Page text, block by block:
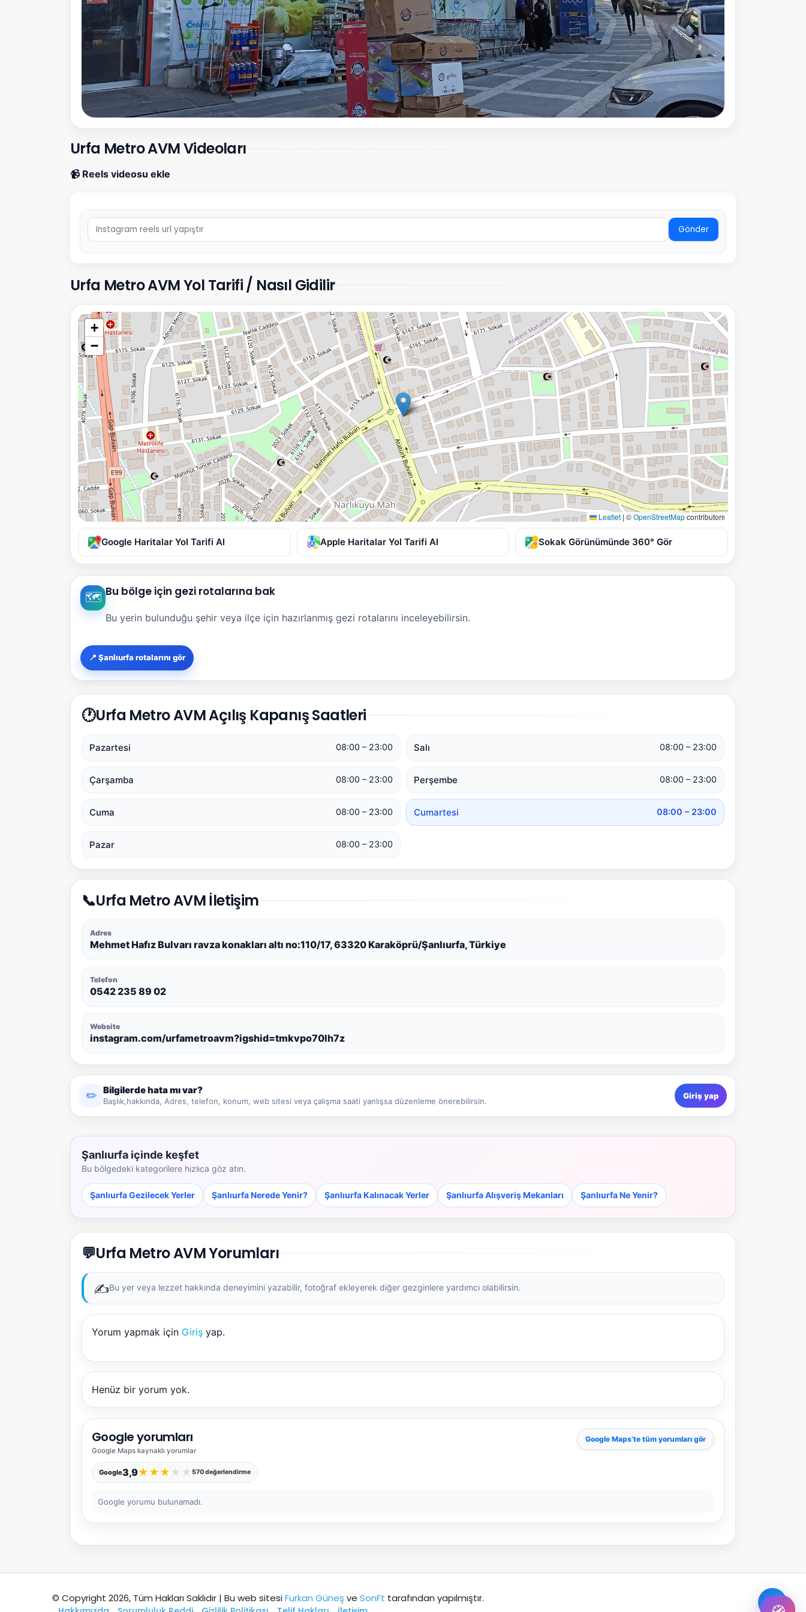
Urfa Metro AVM Videoları
📹 Reels videosu ekle
Gönder
Urfa Metro AVM Yol Tarifi / Nasıl Gidilir
+
−
Leaflet | ©OpenStreetMapcontributors
Google Haritalar Yol Tarifi Al Apple Haritalar Yol Tarifi Al Sokak Görünümünde 360° Gör
🗺️ Bu bölge için gezi rotalarına bak
Bu yerin bulunduğu şehir veya ilçe için hazırlanmış gezi rotalarını inceleyebilirsin.
📍 Şanlıurfa rotalarını gör
🕐Urfa Metro AVM Açılış Kapanış Saatleri
Pazartesi 08:00 – 23:00 Salı 08:00 – 23:00
Çarşamba 08:00 – 23:00 Perşembe 08:00 – 23:00
Cuma 08:00 – 23:00 Cumartesi 08:00 – 23:00
Pazar 08:00 – 23:00
📞Urfa Metro AVM İletişim
Adres
Mehmet Hafız Bulvarı ravza konakları altı no:110/17, 63320 Karaköprü/Şanlıurfa, Türkiye
Telefon
0542 235 89 02
Website
instagram.com/urfametroavm?igshid=tmkvpo70lh7z
✏️ Bilgilerde hata mı var?
Başlık,hakkında, Adres, telefon, konum, web sitesi veya çalışma saati yanlışsa düzenleme önerebilirsin.
Giriş yap
Şanlıurfa içinde keşfet
Bu bölgedeki kategorilere hızlıca göz atın.
Şanlıurfa Gezilecek Yerler Şanlıurfa Nerede Yenir? Şanlıurfa Kalınacak Yerler Şanlıurfa Alışveriş Mekanları Şanlıurfa Ne Yenir?
💬Urfa Metro AVM Yorumları
✍️Bu yer veya lezzet hakkında deneyimini yazabilir, fotoğraf ekleyerek diğer gezginlere yardımcı olabilirsin.
Yorum yapmak için Giriş yap.
Henüz bir yorum yok.
Google yorumları
Google Maps kaynaklı yorumlar
Google Maps’te tüm yorumları gör
Google3,9★ ★ ★ ★ ★ 570 değerlendirme
Google yorumu bulunamadı.
© Copyright 2026, Tüm Hakları Saklıdır | Bu web sitesiFurkan Güneş ve SonFt tarafından yapılmıştır.
AI kullanmadan, sitedeki gerçek yerlerle akıllı rota
önerir.
Şehir / ilçe
🧭 Rehber ⭐ Popüler ✨ İlk kez gelen
🏛️ Tarihi 🌿 Doğa
☔ Yağmurlu ₺ Ekonomik
Durak